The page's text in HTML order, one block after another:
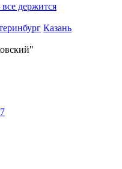
держится
Казань